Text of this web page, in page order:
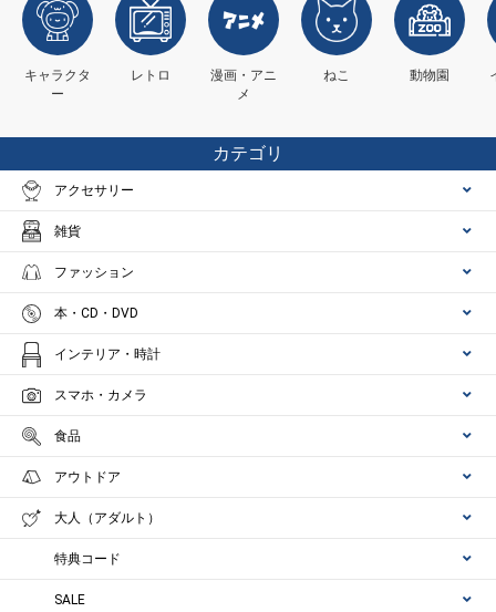
キャラクタ
ー
レトロ
漫画・アニ
メ
ねこ 動物園
カテゴリ
アクセサリー
雑貨
ファッション
本・CD・DVD
インテリア・時計
スマホ・カメラ
食品
アウトドア
大人（アダルト）
特典コード
SALE